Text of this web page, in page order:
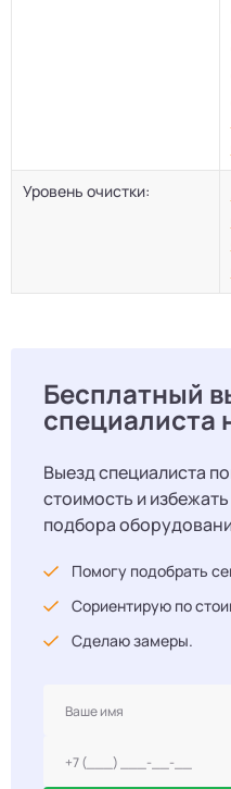
Уровень очистки:
Бесплатный
специалиста
Выезд специалиста
стоимость и
подбора
Помогу подобрать
Сориентирую по
Сделаю замеры.